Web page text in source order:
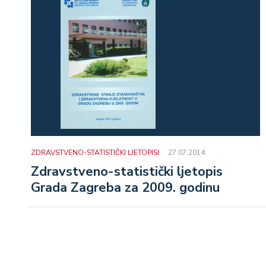
ZDRAVSTVENO-STATISTIČKI LJETOPISI 27.07.2014.
Zdravstveno-statistički ljetopis
Grada Zagreba za 2009. godinu